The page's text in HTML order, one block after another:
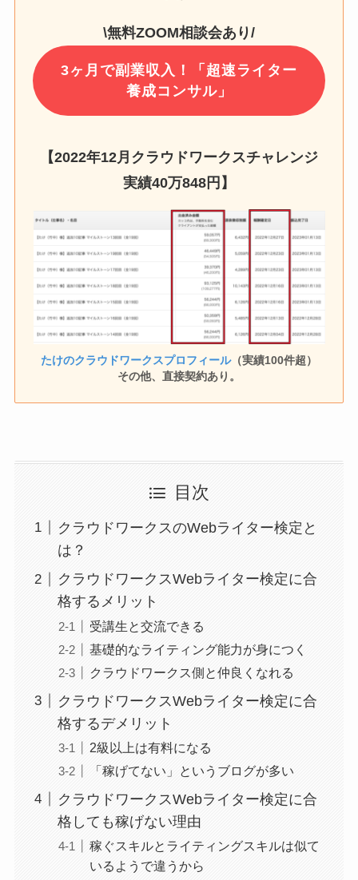
\無料ZOOM相談会あり/
3ヶ月で副業収入！「超速ライター
養成コンサル」
【2022年12月クラウドワークスチャレンジ
実績40万848円 】
たけのクラウドワークスプロフィール（実績100件超）
その他、直接契約あり。
目次
クラウドワークスのWebライター検定と
は？
クラウドワークスWebライター検定に合
格するメリット
受講生と交流できる
基礎的なライティング能力が身につく
クラウドワークス側と仲良くなれる
クラウドワークスWebライター検定に合
格するデメリット
2級以上は有料になる
「稼げてない」というブログが多い
クラウドワークスWebライター検定に合
格しても稼げない理由
稼ぐスキルとライティングスキルは似て
いるようで違うから